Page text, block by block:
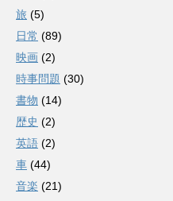
旅 (5)
日常 (89)
映画 (2)
時事問題 (30)
書物 (14)
歴史 (2)
英語 (2)
車 (44)
音楽 (21)